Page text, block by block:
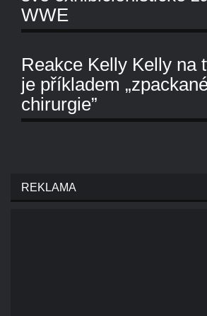
WWE
Reakce Kelly Kelly na
je příkladem
chirurgie”
REKLAMA